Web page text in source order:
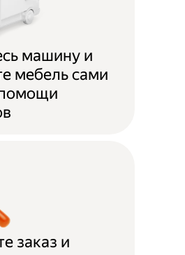
машину и
мебель сами
заказ и